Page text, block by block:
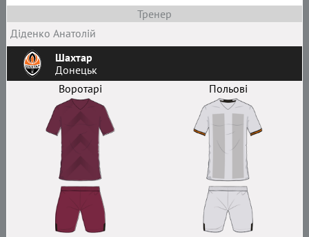
Тренер
Діденко Анатолій
Шахтар
Донецьк
Воротарі
Польові